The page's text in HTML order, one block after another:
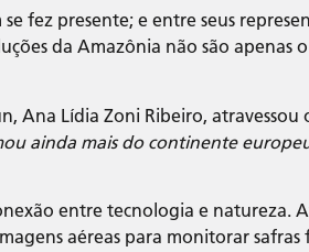
fez presente; e entre seus
da Amazônia não são apenas
Ana Lídia Zoni Ribeiro,
ainda mais do continente
entre tecnologia e natureza.
aéreas para monitorar